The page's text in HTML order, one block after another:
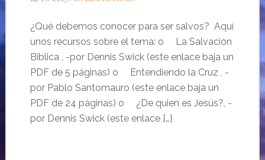
¿Qué debemos conocer para ser salvos? Aquí
unos recursos sobre el tema: o La Salvación
Bíblica , -por Dennis Swick (este enlace baja un
PDF de 5 páginas) o Entendiendo la Cruz , -
por Pablo Santomauro (este enlace baja un
PDF de 24 páginas) o ¿De quien es Jesús?, -
por Dennis Swick (este enlace […]